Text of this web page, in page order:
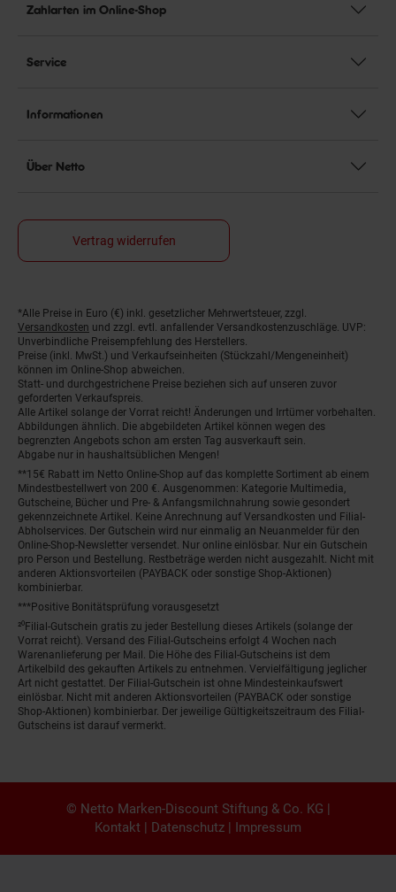
Zahlarten im Online-Shop
Service
Informationen
Über Netto
Vertrag widerrufen
Fußnoten
*Alle Preise in Euro (€) inkl. gesetzlicher Mehrwertsteuer, zzgl.
Versandkosten und zzgl. evtl. anfallender Versandkostenzuschläge. UVP:
Unverbindliche Preisempfehlung des Herstellers.
Preise (inkl. MwSt.) und Verkaufseinheiten (Stückzahl/Mengeneinheit)
können im Online-Shop abweichen.
Statt- und durchgestrichene Preise beziehen sich auf unseren zuvor
geforderten Verkaufspreis.
Alle Artikel solange der Vorrat reicht! Änderungen und Irrtümer vorbehalten.
Abbildungen ähnlich. Die abgebildeten Artikel können wegen des
begrenzten Angebots schon am ersten Tag ausverkauft sein.
Abgabe nur in haushaltsüblichen Mengen!
**15€ Rabatt im Netto Online-Shop auf das komplette Sortiment ab einem
Mindestbestellwert von 200 €. Ausgenommen: Kategorie Multimedia,
Gutscheine, Bücher und Pre- & Anfangsmilchnahrung sowie gesondert
gekennzeichnete Artikel. Keine Anrechnung auf Versandkosten und Filial-
Abholservices. Der Gutschein wird nur einmalig an Neuanmelder für den
Online-Shop-Newsletter versendet. Nur online einlösbar. Nur ein Gutschein
pro Person und Bestellung. Restbeträge werden nicht ausgezahlt. Nicht mit
anderen Aktionsvorteilen (PAYBACK oder sonstige Shop-Aktionen)
kombinierbar.
***Positive Bonitätsprüfung vorausgesetzt
²⁰Filial-Gutschein gratis zu jeder Bestellung dieses Artikels (solange der
Vorrat reicht). Versand des Filial-Gutscheins erfolgt 4 Wochen nach
Warenanlieferung per Mail. Die Höhe des Filial-Gutscheins ist dem
Artikelbild des gekauften Artikels zu entnehmen. Vervielfältigung jeglicher
Art nicht gestattet. Der Filial-Gutschein ist ohne Mindesteinkaufswert
einlösbar. Nicht mit anderen Aktionsvorteilen (PAYBACK oder sonstige
Shop-Aktionen) kombinierbar. Der jeweilige Gültigkeitszeitraum des Filial-
Gutscheins ist darauf vermerkt.
© Netto Marken-Discount Stiftung & Co. KG |
Kontakt | Datenschutz | Impressum